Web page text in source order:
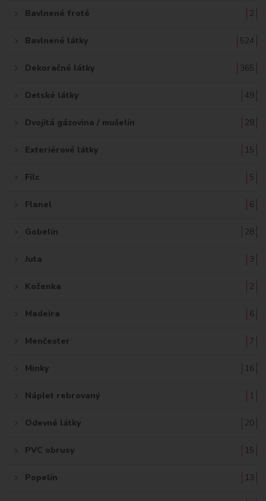
Bavlnené froté 2
Bavlnené látky 524
Dekoračné látky 365
Detské látky 49
Dvojitá gázovina / mušelín 28
Exteriérové látky 15
Filc 5
Flanel 6
Gobelín 28
Juta 3
Koženka 2
Madeira 6
Menčester 7
Minky 16
Náplet rebrovaný 1
Odevné látky 20
PVC obrusy 15
Popelín 13